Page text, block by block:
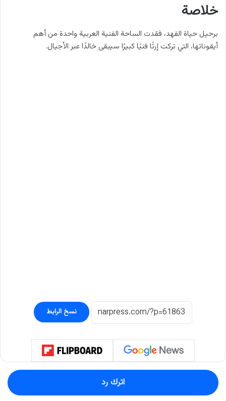
خلاصة
برحيل حياة الفهد، فقدت الساحة الفنية العربية واحدة من أهم
أيقوناتها، التي تركت إرثًا فنيًا كبيرًا سيبقى خالدًا عبر الأجيال.
نسخ الرابط
اترك رد